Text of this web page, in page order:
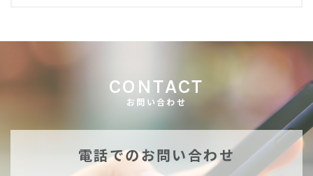
CONTACT
お問い合わせ
電話でのお問い合わせ